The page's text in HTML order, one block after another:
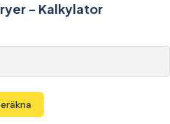
- Kalkylator